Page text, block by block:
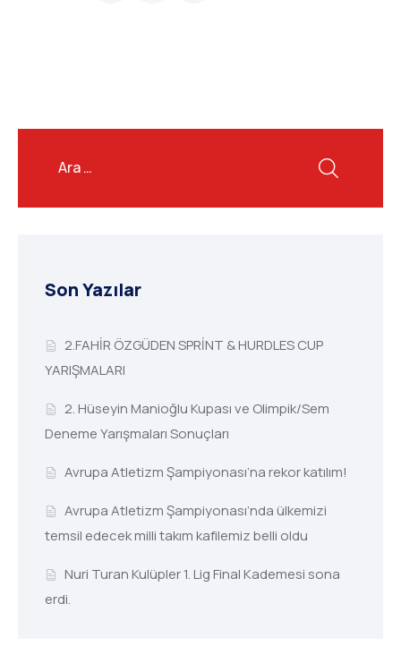
Son Yazılar
2.FAHİR ÖZGÜDEN SPRİNT & HURDLES CUP
YARIŞMALARI
2. Hüseyin Manioğlu Kupası ve Olimpik/Sem
Deneme Yarışmaları Sonuçları
Avrupa Atletizm Şampiyonası’na rekor katılım!
Avrupa Atletizm Şampiyonası’nda ülkemizi
temsil edecek milli takım kafilemiz belli oldu
Nuri Turan Kulüpler 1. Lig Final Kademesi sona
erdi.